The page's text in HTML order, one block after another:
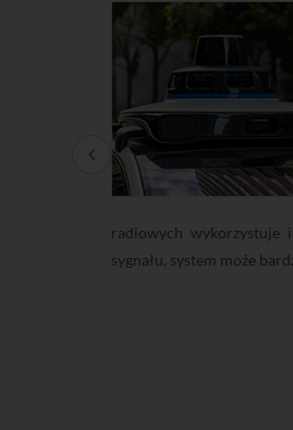
radiowych wykorzystuje
sygnału, system może